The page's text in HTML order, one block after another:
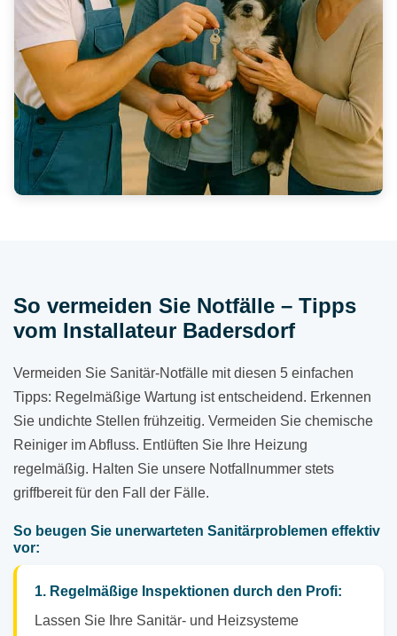
So vermeiden Sie Notfälle – Tipps
vom Installateur Badersdorf
Vermeiden Sie Sanitär-Notfälle mit diesen 5 einfachen
Tipps: Regelmäßige Wartung ist entscheidend. Erkennen
Sie undichte Stellen frühzeitig. Vermeiden Sie chemische
Reiniger im Abfluss. Entlüften Sie Ihre Heizung
regelmäßig. Halten Sie unsere Notfallnummer stets
griffbereit für den Fall der Fälle.
So beugen Sie unerwarteten Sanitärproblemen effektiv
vor:
1. Regelmäßige Inspektionen durch den Profi:
Lassen Sie Ihre Sanitär- und Heizsysteme